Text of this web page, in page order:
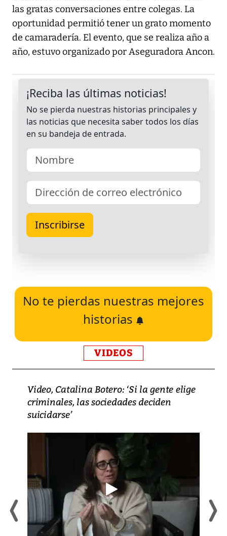
las gratas conversaciones entre colegas. La
oportunidad permitió tener un grato momento
de camaradería. El evento, que se realiza año a
año, estuvo organizado por Aseguradora Ancon.
No te pierdas nuestras mejores
historias
VIDEOS
Video, Catalina Botero: ‘Si la gente elige
criminales, las sociedades deciden
suicidarse’